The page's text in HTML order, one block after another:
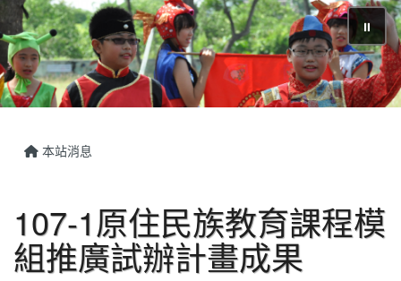
⏸
本站消息
107-1原住民族教育課程模
組推廣試辦計畫成果